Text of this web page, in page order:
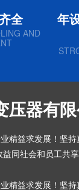
全
AND
年
压器有
精益求发展！坚
同社会和员工共享
精益求发展！坚